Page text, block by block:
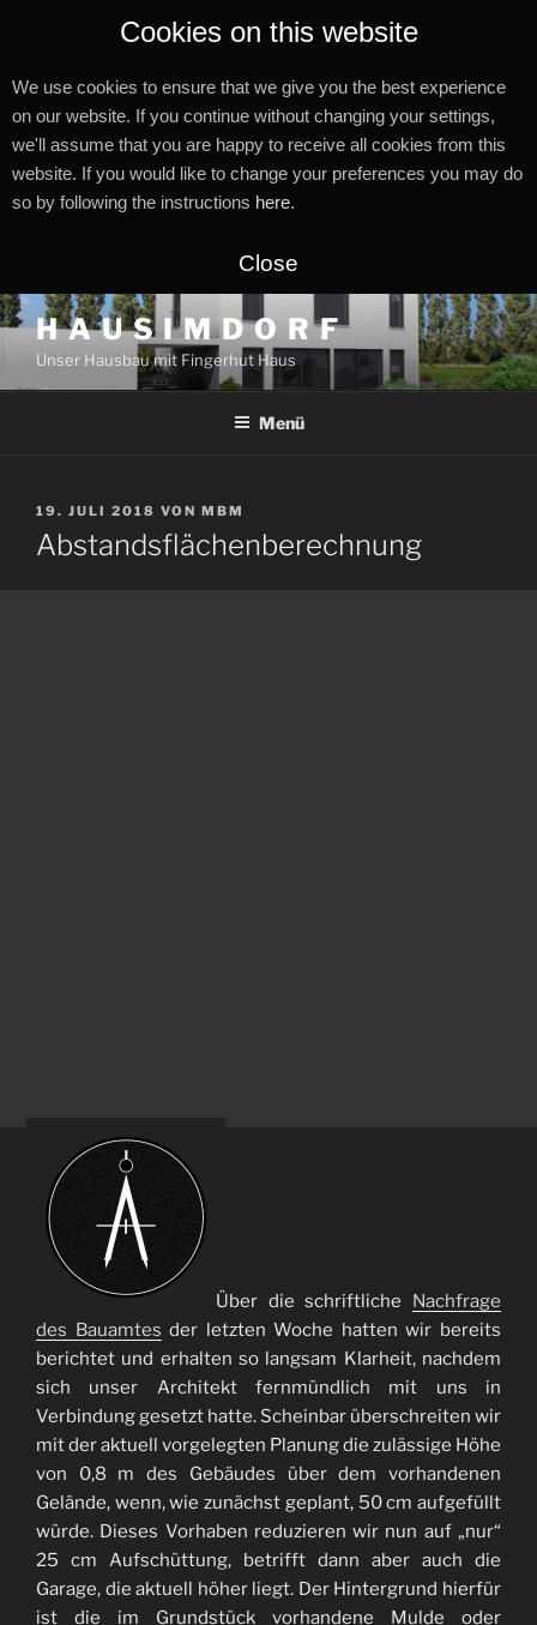
Cookies on this website
We use cookies to ensure that we give you the best experience
on our website. If you continue without changing your settings,
we'll assume that you are happy to receive all cookies from this
website. If you would like to change your preferences you may do
so by following the instructions here.
Close
Zum
Inhalt
springen
H A U S I M D O R F
Unser Hausbau mit Fingerhut Haus
Menü
VERÖFFENTLICHT
AM
19. JULI 2018 VON MBM
Abstandsflächenberechnung
Über die schriftliche Nachfrage
des Bauamtes der letzten Woche hatten wir bereits
berichtet und erhalten so langsam Klarheit, nachdem
sich unser Architekt fernmündlich mit uns in
Verbindung gesetzt hatte. Scheinbar überschreiten wir
mit der aktuell vorgelegten Planung die zulässige Höhe
von 0,8 m des Gebäudes über dem vorhandenen
Gelände, wenn, wie zunächst geplant, 50 cm aufgefüllt
würde. Dieses Vorhaben reduzieren wir nun auf „nur“
25 cm Aufschüttung, betrifft dann aber auch die
Garage, die aktuell höher liegt. Der Hintergrund hierfür
ist die im Grundstück vorhandene Mulde oder